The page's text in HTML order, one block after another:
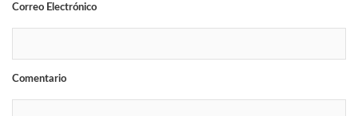
Correo Electrónico
Comentario